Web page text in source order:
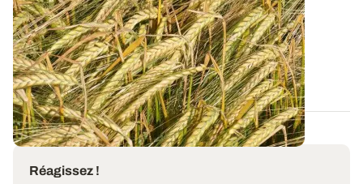
campagne 2026
Retrouvez tous les résultats d’essais de la dernière
campagne et nos préconisations pour...
13 FÉVR. 2026
Réagissez !